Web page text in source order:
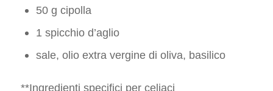
50 g cipolla
1 spicchio d’aglio
sale, olio extra vergine di oliva, basilico
**Ingredienti specifici per celiaci